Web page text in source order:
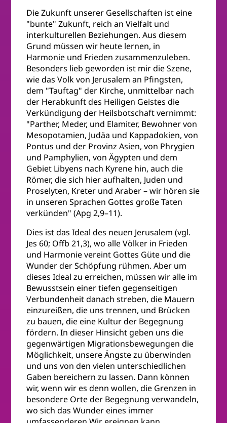
Die Zukunft unserer Gesellschaften ist eine
"bunte" Zukunft, reich an Vielfalt und
interkulturellen Beziehungen. Aus diesem
Grund müssen wir heute lernen, in
Harmonie und Frieden zusammenzuleben.
Besonders lieb geworden ist mir die Szene,
wie das Volk von Jerusalem an Pfingsten,
dem "Tauftag" der Kirche, unmittelbar nach
der Herabkunft des Heiligen Geistes die
Verkündigung der Heilsbotschaft vernimmt:
"Parther, Meder, und Elamiter, Bewohner von
Mesopotamien, Judäa und Kappadokien, von
Pontus und der Provinz Asien, von Phrygien
und Pamphylien, von Ägypten und dem
Gebiet Libyens nach Kyrene hin, auch die
Römer, die sich hier aufhalten, Juden und
Proselyten, Kreter und Araber – wir hören sie
in unseren Sprachen Gottes große Taten
verkünden" (Apg 2,9–11).
Dies ist das Ideal des neuen Jerusalem (vgl.
Jes 60; Offb 21,3), wo alle Völker in Frieden
und Harmonie vereint Gottes Güte und die
Wunder der Schöpfung rühmen. Aber um
dieses Ideal zu erreichen, müssen wir alle im
Bewusstsein einer tiefen gegenseitigen
Verbundenheit danach streben, die Mauern
einzureißen, die uns trennen, und Brücken
zu bauen, die eine Kultur der Begegnung
fördern. In dieser Hinsicht geben uns die
gegenwärtigen Migrationsbewegungen die
Möglichkeit, unsere Ängste zu überwinden
und uns von den vielen unterschiedlichen
Gaben bereichern zu lassen. Dann können
wir, wenn wir es denn wollen, die Grenzen in
besondere Orte der Begegnung verwandeln,
wo sich das Wunder eines immer